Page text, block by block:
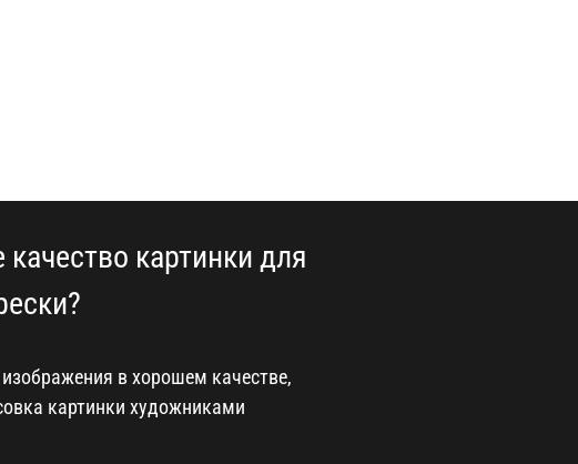
картинки для
в хорошем качестве,
картинки художниками